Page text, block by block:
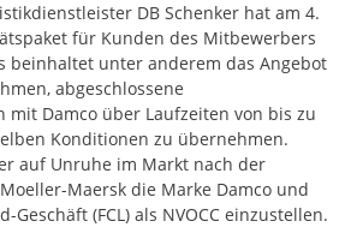
DB Schenker hat am 4.
für Kunden des Mitbewerbers
beinhaltet unter anderem das Angebot
abgeschlossene
mit Damco über Laufzeiten von bis zu
Konditionen zu übernehmen.
auf Unruhe im Markt nach der
Maersk die Marke Damco und
Geschäft (FCL) als NVOCC einzustellen.